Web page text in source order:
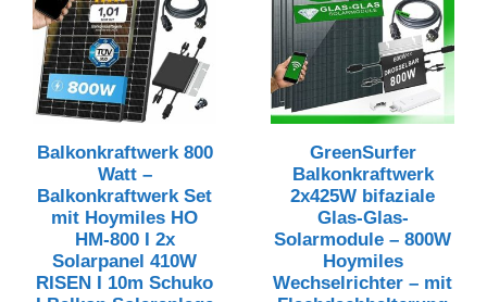
Balkonkraftwerk 800
Watt –
Balkonkraftwerk Set
mit Hoymiles HO
HM-800 I 2x
Solarpanel 410W
RISEN I 10m Schuko
GreenSurfer
Balkonkraftwerk
2x425W bifaziale
Glas-Glas-
Solarmodule – 800W
Hoymiles
Wechselrichter – mit